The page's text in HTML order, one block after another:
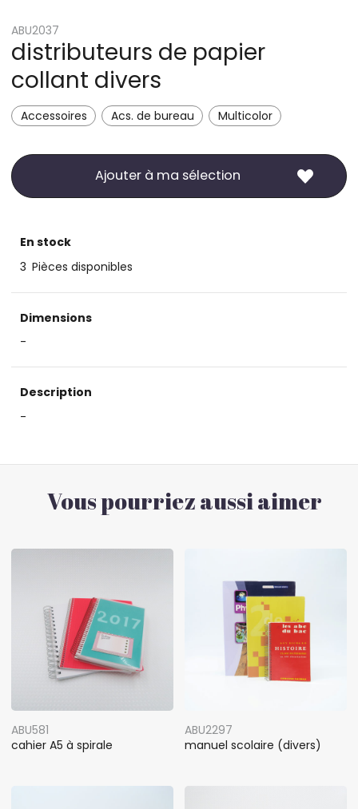
ABU2037
distributeurs de papier
collant divers
Accessoires Acs. de bureau Multicolor
Ajouter à ma sélection
En stock
3 Pièces disponibles
Dimensions
-
Description
-
Vous pourriez aussi aimer
ABU581
cahier A5 à spirale
ABU2297
manuel scolaire (divers)